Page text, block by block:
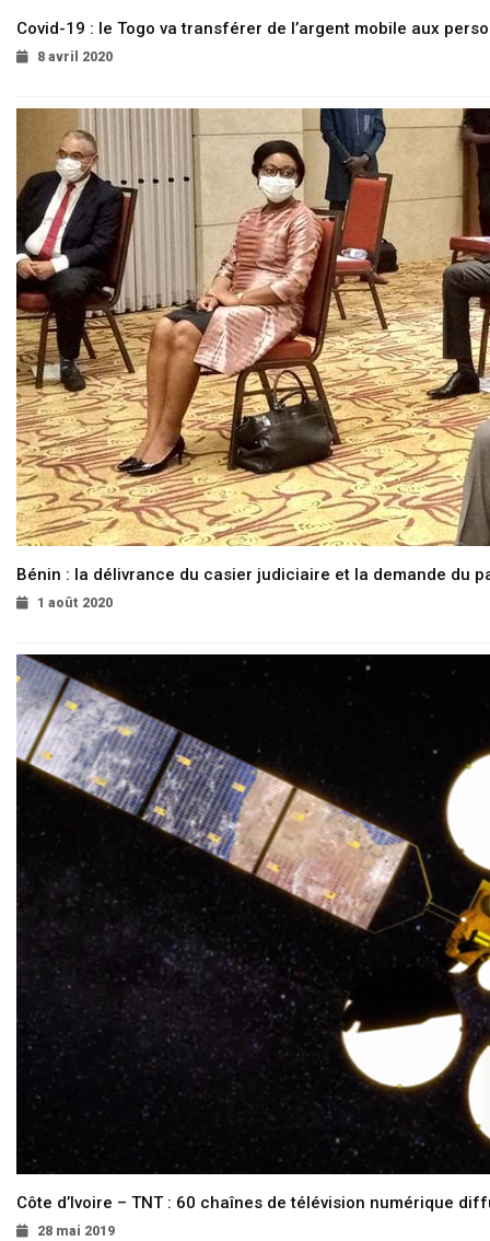
Covid-19 : le Togo va transférer de l’argent mobile aux
8 avril 2020
Bénin : la délivrance du casier judiciaire et la demande du
1 août 2020
Côte d’Ivoire – TNT : 60 chaînes de télévision numérique
28 mai 2019